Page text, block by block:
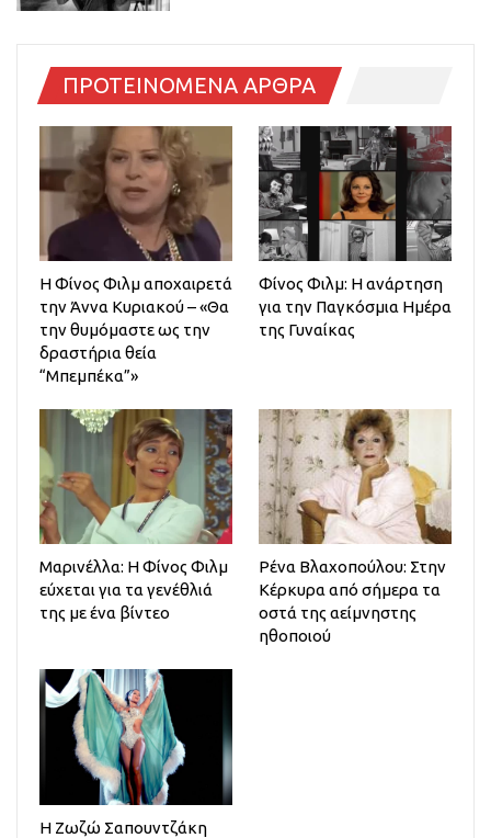
ΠΡΟΤΕΙΝΟΜΕΝΑ ΑΡΘΡΑ
H Φίνος Φιλμ αποχαιρετά
την Άννα Κυριακού – «Θα
την θυμόμαστε ως την
δραστήρια θεία
“Μπεμπέκα”»
Φίνος Φιλμ: Η ανάρτηση
για την Παγκόσμια Ημέρα
της Γυναίκας
Μαρινέλλα: Η Φίνος Φιλμ
εύχεται για τα γενέθλιά
της με ένα βίντεο
Ρένα Βλαχοπούλου: Στην
Κέρκυρα από σήμερα τα
οστά της αείμνηστης
ηθοποιού
Η Ζωζώ Σαπουντζάκη